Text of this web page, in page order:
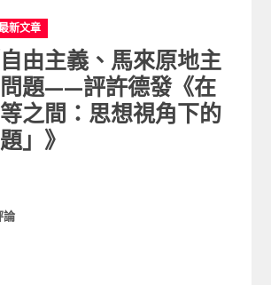
新文章
由主義、馬來原地主
題——評許德發《在
之間：思想視角下的
」》
論